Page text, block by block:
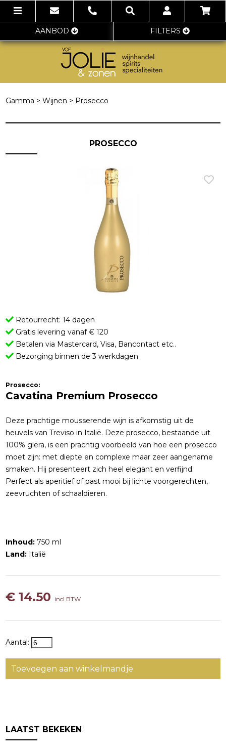
AANBOD FILTERS
Gamma >Wijnen > Prosecco
PROSECCO
Retourrecht: 14 dagen
Gratis levering vanaf € 120
Betalen via Mastercard, Visa, Bancontact etc..
Bezorging binnen de 3 werkdagen
Prosecco:
Cavatina Premium Prosecco
Deze prachtige mousserende wijn is afkomstig uit de
heuvels van Treviso in Italië. Deze prosecco, bestaande uit
100% glera, is een prachtig voorbeeld van hoe een prosecco
moet zijn: met diepte en complexe maar zeer aangename
smaken. Hij presenteert zich heel elegant en verfijnd.
Perfect als aperitief of past mooi bij lichte voorgerechten,
zeevruchten of schaaldieren.
Inhoud: 750 ml
Land: Italië
€ 14.50 incl BTW
Aantal:
Toevoegen aan winkelmandje
LAATST BEKEKEN